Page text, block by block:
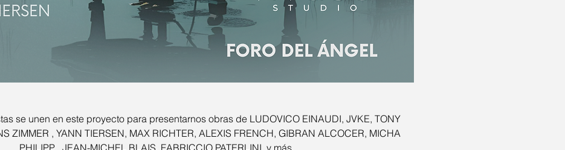
se unen en este proyecto para presentarnos obras de LUDOVICO EINAUDI, JVKE, TONY
ZIMMER , YANN TIERSEN, MAX RICHTER, ALEXIS FRENCH, GIBRAN ALCOCER, MICHA
PHILIPP , JEAN-MICHEL BLAIS, FABRICCIO PATERLINI, y más...